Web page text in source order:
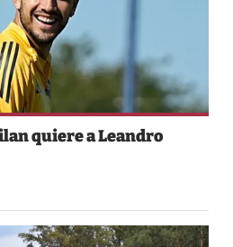
quiere a Leandro